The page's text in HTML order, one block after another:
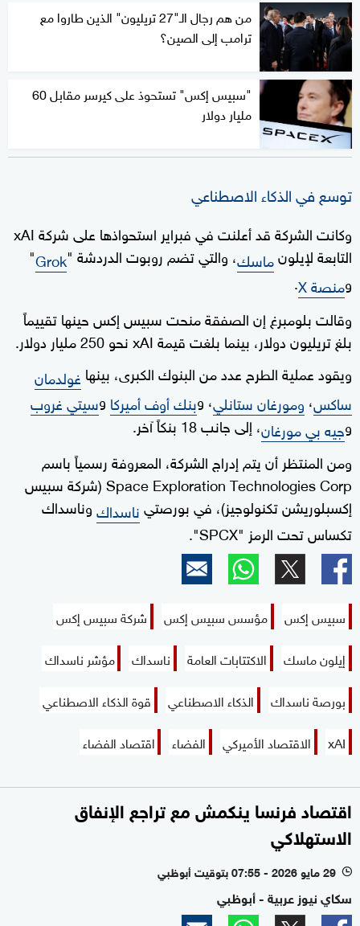
من هم رجال الـ"27 تريليون" الذين طاروا مع
ترامب إلى الصين؟
"سبيس إكس" تستحوذ على كيرسر مقابل 60
مليار دولار
توسع في الذكاء الاصطناعي
وكانت الشركة قد أعلنت في فبراير استحواذها على شركة xAI
التابعة لإيلونماسك، والتي تضم روبوت الدردشة "Grok
"
ومنصة X .
وقالت بلومبرغ إن الصفقة منحت سبيس إكس حينها تقييماً
بلغ تريليون دولار، بينما بلغت قيمة xAI نحو 250 مليار دولار.
ويقود عملية الطرح عدد من البنوك الكبرى، بينها غولدمان
ساكس، ومورغان ستانلي، وبنك أوف أميركا وسيتي غروب
وجيه بي مورغان، إلى جانب 18 بنكاً آخر.
ومن المنتظر أن يتم إدراج الشركة، المعروفة رسمياً باسم
Space Exploration Technologies Corp (شركة سبيس
إكسبلوريشن تكنولوجيز)، في بورصتيناسداكوناسداك
تكساس تحت الرمز "SPCX".
سبيس إكس مؤسس سبيس إكس
شركة سبيس إكس
إيلون ماسك
الاكتتابات العامة ناسداك
مؤشر ناسداك
بورصة ناسداك
الذكاء الاصطناعي
قوة الذكاء الاصطناعي
xAI
الاقتصاد الأميركي الفضاء اقتصاد الفضاء
اقتصاد فرنسا ينكمش مع تراجع الإنفاق
الاستهلاكي
l 29 مايو 2026 - 07:55 بتوقيت أبوظبي
سكاي نيوز عربية - أبوظبي